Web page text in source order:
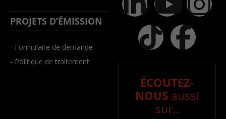
PROJETS D’ÉMISSION
- Formulaire de demande
- Politique de traitement
ÉCOUTEZ-
NOUS aussi
sur..